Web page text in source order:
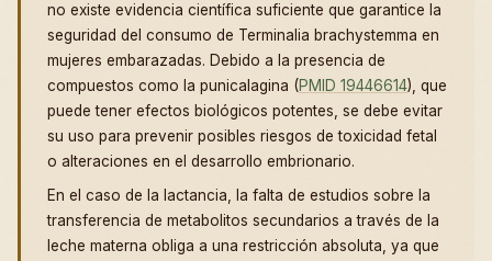
no existe evidencia científica suficiente que garantice la
seguridad del consumo de Terminalia brachystemma en
mujeres embarazadas. Debido a la presencia de
compuestos como la punicalagina (PMID 19446614), que
puede tener efectos biológicos potentes, se debe evitar
su uso para prevenir posibles riesgos de toxicidad fetal
o alteraciones en el desarrollo embrionario.
En el caso de la lactancia, la falta de estudios sobre la
transferencia de metabolitos secundarios a través de la
leche materna obliga a una restricción absoluta, ya que